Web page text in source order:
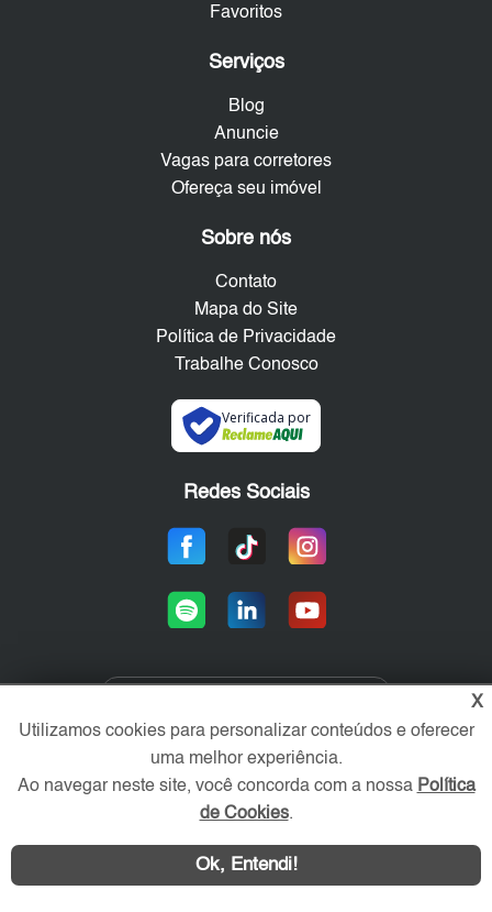
Contatar
Favoritos
Serviços
Blog
Anuncie
Vagas para corretores
Ofereça seu imóvel
Sobre nós
Contato
Mapa do Site
Política de Privacidade
Trabalhe Conosco
Verificada por
Redes Sociais
Área exclusiva aos anunciantes,
acesse sua conta:
X
Utilizamos cookies para personalizar conteúdos e oferecer
uma melhor experiência.
Ao navegar neste site, você concorda com a nossa Política
de Cookies.
Ok, Entendi!